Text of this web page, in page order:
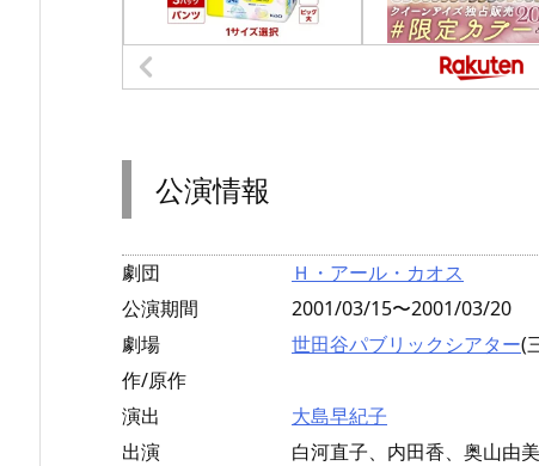
公演情報
劇団
Ｈ・アール・カオス
公演期間
2001/03/15〜2001/03/20
劇場
世田谷パブリックシアター(
作/原作
演出
大島早紀子
出演
白河直子、内田香、奥山由